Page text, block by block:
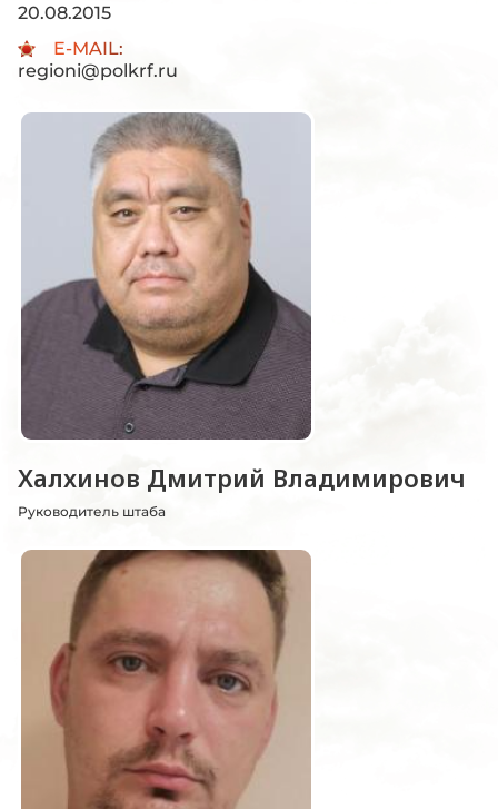
20.08.2015
E-MAIL:
regioni@polkrf.ru
Халхинов Дмитрий Владимирович
Руководитель штаба